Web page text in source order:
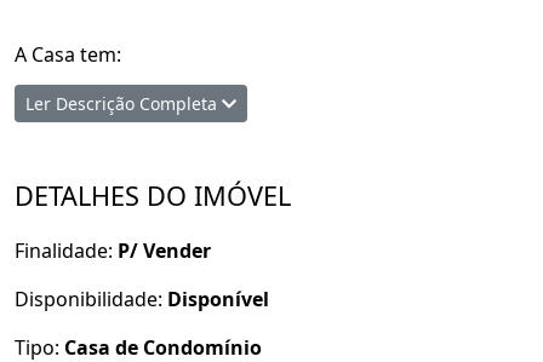
A Casa tem:
Garagem Coberta
Terraço Gourmet
Lavabo
Sala de TV/Estar
Ler Descrição Completa
DETALHES DO IMÓVEL
Finalidade: P/ Vender
Disponibilidade: Disponível
Tipo: Casa de Condomínio